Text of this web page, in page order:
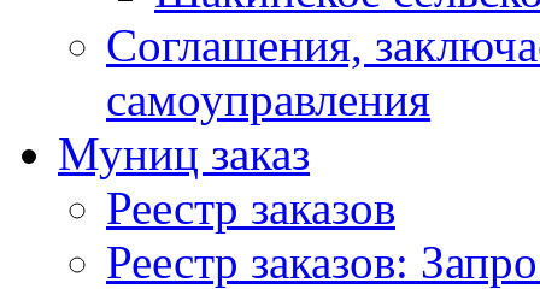
Соглашения,
самоуправления
Муниц заказ
Реестр заказов
Реестр заказов: